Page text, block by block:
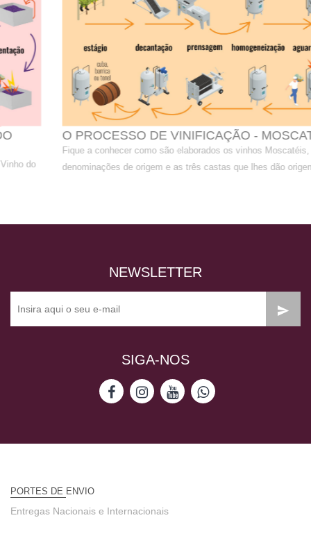
O PROCESSO DE VINIFICAÇÃO - MOSCATEL
Fique a conhecer como são elaborados os vinhos Moscatéis, as suas
denominações de origem e as três castas que lhes dão origem.
NEWSLETTER
SIGA-NOS
PORTES DE ENVIO
Entregas Nacionais e Internacionais